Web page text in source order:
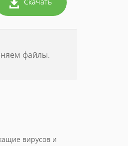
файлы.
вирусов и